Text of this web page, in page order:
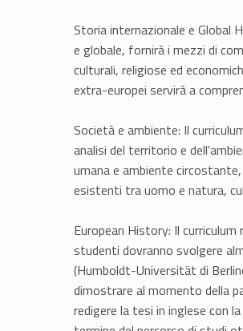
Storia internazionale e Global
e globale, fornirà i mezzi di
culturali, religiose ed
extra-europei servirà a
Società e ambiente: Il
analisi del territorio e
umana e ambiente
esistenti tra uomo e natura,
European History: Il
studenti dovranno svolgere
(Humboldt-Universität di
dimostrare al momento della
redigere la tesi in inglese con